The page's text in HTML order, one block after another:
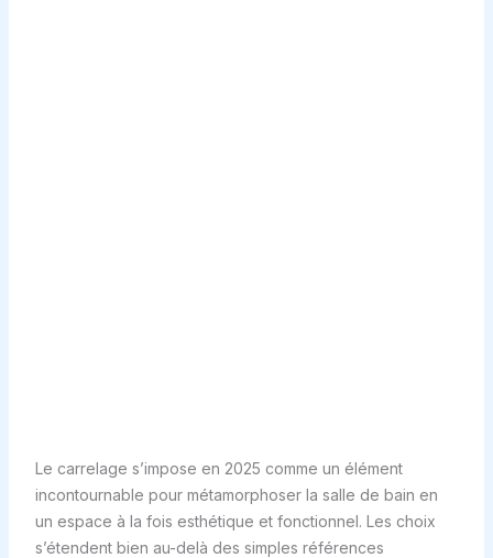
Le carrelage s’impose en 2025 comme un élément
incontournable pour métamorphoser la salle de bain en
un espace à la fois esthétique et fonctionnel. Les choix
s’étendent bien au-delà des simples références